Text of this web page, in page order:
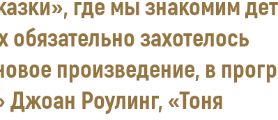
где мы знакомим
захотелось
произведение, в
Джоан Роулинг, «Тоня